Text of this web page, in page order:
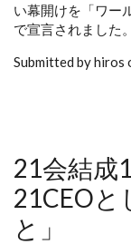
い幕開けを「ワー
で宣言されました。
Submitted by
21会結成
21CEOと
と」